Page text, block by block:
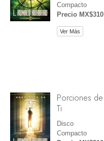
Compacto
Precio MX$310
Ver Más
Porciones de
Ti
Disco
Compacto